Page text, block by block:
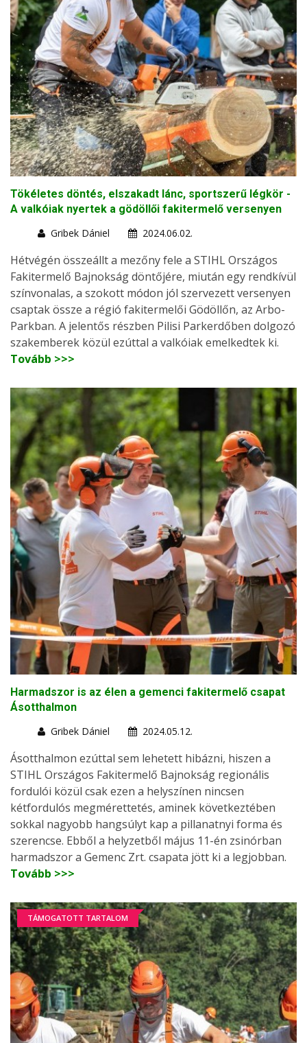
Tökéletes döntés, elszakadt lánc, sportszerű légkör -
A valkóiak nyertek a gödöllői fakitermelő versenyen
Gribek Dániel
2024.06.02.
Hétvégén összeállt a mezőny fele a STIHL Országos
Fakitermelő Bajnokság döntőjére, miután egy rendkívül
színvonalas, a szokott módon jól szervezett versenyen
csaptak össze a régió fakitermelői Gödöllőn, az Arbo-
Parkban. A jelentős részben Pilisi Parkerdőben dolgozó
szakemberek közül ezúttal a valkóiak emelkedtek ki.
Tovább >>>
Harmadszor is az élen a gemenci fakitermelő csapat
Ásotthalmon
Gribek Dániel
2024.05.12.
Ásotthalmon ezúttal sem lehetett hibázni, hiszen a
STIHL Országos Fakitermelő Bajnokság regionális
fordulói közül csak ezen a helyszínen nincsen
kétfordulós megmérettetés, aminek következtében
sokkal nagyobb hangsúlyt kap a pillanatnyi forma és
szerencse. Ebből a helyzetből május 11-én zsinórban
harmadszor a Gemenc Zrt. csapata jött ki a legjobban.
Tovább >>>
TÁMOGATOTT TARTALOM